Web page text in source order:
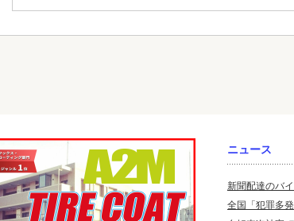
ニュース
新聞配達のバ
全国「犯罪多